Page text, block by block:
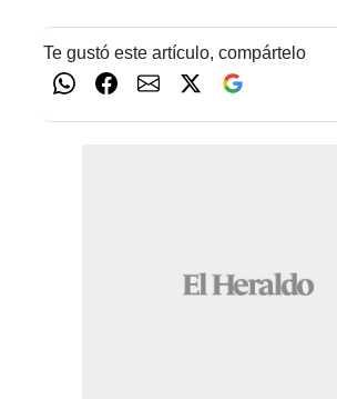
Te gustó este artículo, compártelo